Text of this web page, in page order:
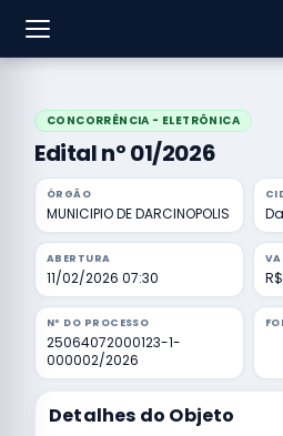
CONCORRÊNCIA - ELETRÔNICA
Edital nº 01/2026
ÓRGÃO
MUNICIPIO DE DARCINOPOLIS
ABERTURA
11/02/2026 07:30
Nº DO PROCESSO
25064072000123-1-
000002/2026
Detalhes do Objeto